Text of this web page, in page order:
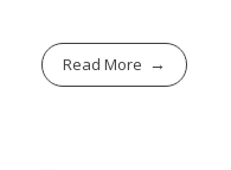
Read More